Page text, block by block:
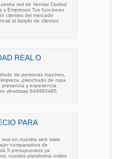
red de Ventas Ciudad
y Empresas Tus funciones
clientes del mercado
al listado de clientes
REAL O
de personas mayores,
planchado de ropa.
y experiencia.
whatssap 644965485
PARA
en nuestra web www.
comparadora de
5 presupuestos ya
nuestra plataforma online